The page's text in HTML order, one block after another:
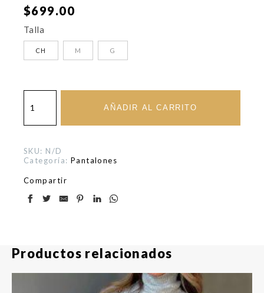
$699.00
Talla
CH M G
verde
cantidad
AÑADIR AL CARRITO
SKU: N/D
Categoría: Pantalones
Compartir
Productos relacionados